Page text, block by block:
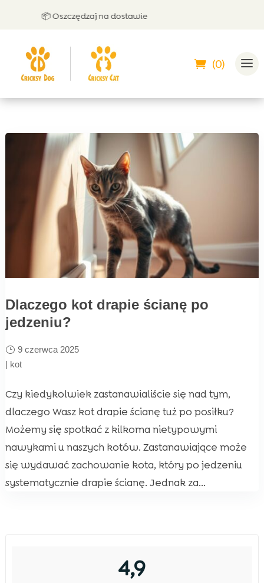
📦 Oszczędzaj na dostawie
(0)
Dlaczego kot drapie ścianę po
jedzeniu?
9 czerwca 2025
| kot
Czy kiedykolwiek zastanawialiście się nad tym,
dlaczego Wasz kot drapie ścianę tuż po posiłku?
Możemy się spotkać z kilkoma nietypowymi
nawykami u naszych kotów. Zastanawiające może
się wydawać zachowanie kota, który po jedzeniu
systematycznie drapie ścianę. Jednak za...
4,9